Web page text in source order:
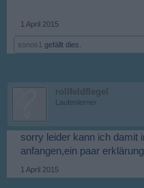
1 April 2015
sonos1 gefällt dies.
rollfeldflegel
Laufenlerner
sorry leider kann ich damit
anfangen,ein paar
1 April 2015